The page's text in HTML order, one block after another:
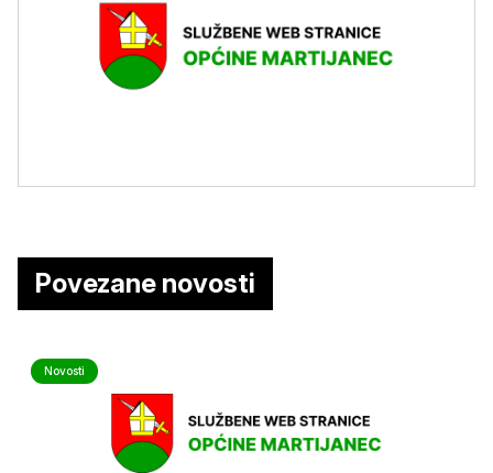
Povezane novosti
Novosti